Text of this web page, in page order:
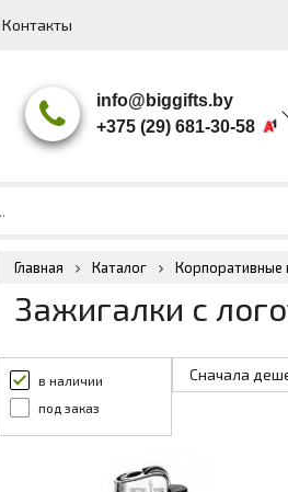
Контакты
info@biggifts.by
+375 (29) 681-30-58
Главная Каталог Корпоративные
Зажигалки с
в наличии
под заказ
Сначала